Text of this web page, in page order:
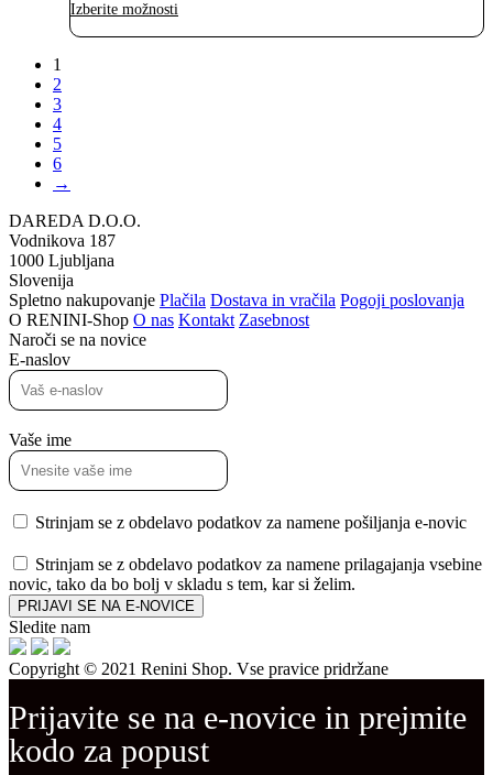
139,90 €.
Izberite možnosti
1
2
3
4
5
6
→
DAREDA D.O.O.
Vodnikova 187
1000 Ljubljana
Slovenija
Spletno nakupovanje Plačila Dostava in vračila Pogoji poslovanja
O RENINI-Shop O nas Kontakt Zasebnost
Naroči se na novice
E-naslov
Vaše ime
Strinjam se z obdelavo podatkov za namene pošiljanja e-novic
Strinjam se z obdelavo podatkov za namene prilagajanja vsebine
novic, tako da bo bolj v skladu s tem, kar si želim.
PRIJAVI SE NA E-NOVICE
Sledite nam
Copyright © 2021 Renini Shop. Vse pravice pridržane
Prijavite se na e-novice in prejmite
kodo za popust